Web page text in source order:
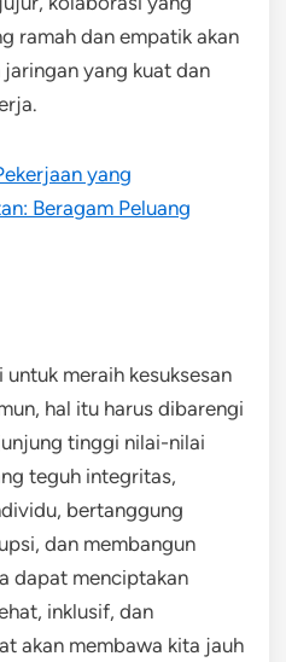
ramah dan empatik akan
yang kuat dan
yang
Beragam Peluang
meraih kesuksesan
hal itu harus dibarengi
tinggi nilai-nilai
teguh integritas,
bertanggung
dan membangun
dapat menciptakan
inklusif, dan
akan membawa kita jauh